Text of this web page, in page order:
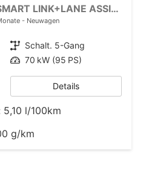
Selection PDC+LED+SMART LINK+LANE ASSIST
Neuwagen
Getriebe Schalt. 5-Gang
Leistung 70 kW (95 PS)
Details
5,10 l/100km
g/km